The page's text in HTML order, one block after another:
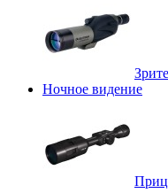
Ночное видение